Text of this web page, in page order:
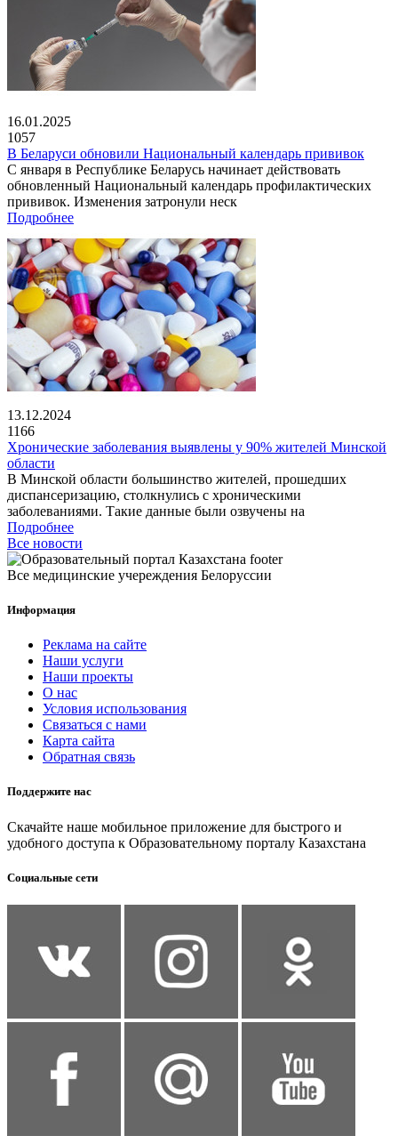
16.01.2025
1057
В Беларуси обновили Национальный календарь прививок
С января в Республике Беларусь начинает действовать
обновленный Национальный календарь профилактических
прививок. Изменения затронули неск
Подробнее
13.12.2024
1166
Хронические заболевания выявлены у 90% жителей Минской
области
В Минской области большинство жителей, прошедших
диспансеризацию, столкнулись с хроническими
заболеваниями. Такие данные были озвучены на
Подробнее
Все новости
Все медицинские учереждения Белоруссии
Информация
Реклама на сайте
Наши услуги
Наши проекты
О нас
Условия использования
Связаться с нами
Карта сайта
Обратная связь
Поддержите нас
Скачайте наше мобильное приложение для быстрого и
удобного доступа к Образовательному порталу Казахстана
Социальные сети